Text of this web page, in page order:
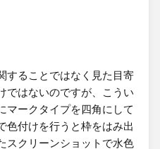
することではなく見た目寄
ではないのですが、こうい
マークタイプを四角にして
色付けを行うと枠をはみ出
スクリーンショットで水色